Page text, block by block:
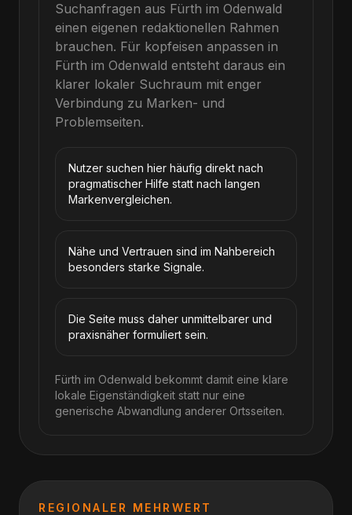
Suchanfragen aus Fürth im Odenwald
einen eigenen redaktionellen Rahmen
brauchen. Für kopfeisen anpassen in
Fürth im Odenwald entsteht daraus ein
klarer lokaler Suchraum mit enger
Verbindung zu Marken- und
Problemseiten.
Nutzer suchen hier häufig direkt nach
pragmatischer Hilfe statt nach langen
Markenvergleichen.
Nähe und Vertrauen sind im Nahbereich
besonders starke Signale.
Die Seite muss daher unmittelbarer und
praxisnäher formuliert sein.
Fürth im Odenwald bekommt damit eine klare
lokale Eigenständigkeit statt nur eine
generische Abwandlung anderer Ortsseiten.
REGIONALER MEHRWERT